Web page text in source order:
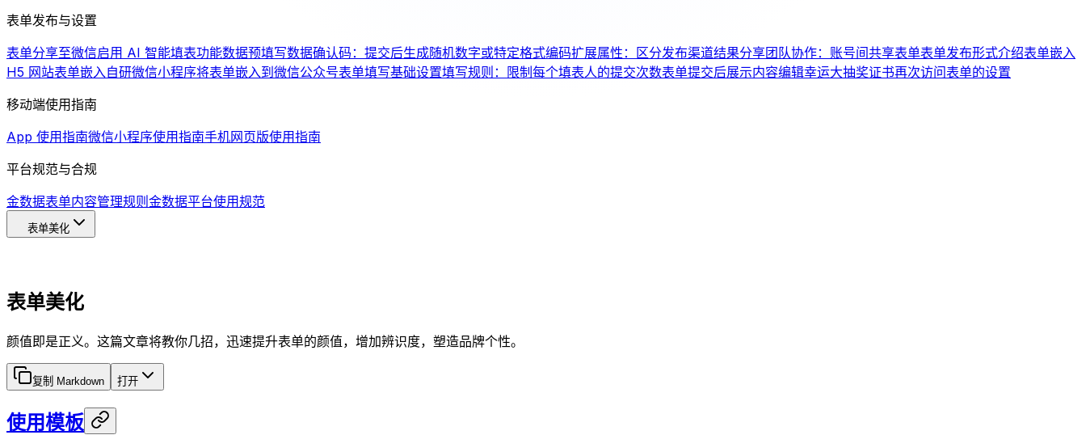
表单发布与设置
表单分享至微信启用 AI 智能填表功能数据预填写数据确认码：提交后生成随机数字或特定格式编码扩展属性：区分发布渠道结果分享团队协作：账号间共享表单表单发布形式介绍表单嵌入
H5 网站表单嵌入自研微信小程序将表单嵌入到微信公众号表单填写基础设置填写规则：限制每个填表人的提交次数表单提交后展示内容编辑幸运大抽奖证书再次访问表单的设置
移动端使用指南
App 使用指南微信小程序使用指南手机网页版使用指南
平台规范与合规
金数据表单内容管理规则 金数据平台使用规范
表单美化
表单美化
颜值即是正义。这篇文章将教你几招，迅速提升表单的颜值，增加辨识度，塑造品牌个性。
复制 Markdown 打开
使用模板